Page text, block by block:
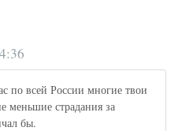
по всей России многие твои
меньшие страдания за
бы.